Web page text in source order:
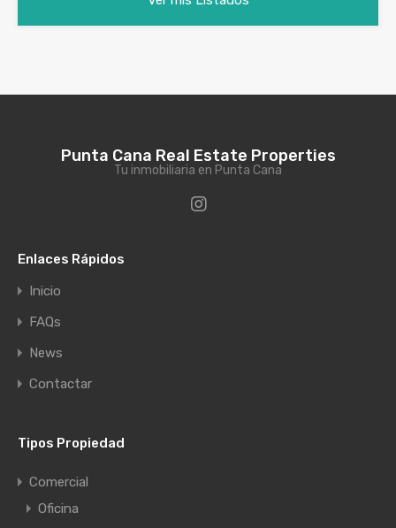
Punta Cana Real Estate Properties
Tu inmobiliaria en Punta Cana
Enlaces Rápidos
Inicio
FAQs
News
Contactar
Tipos Propiedad
Comercial
Oficina